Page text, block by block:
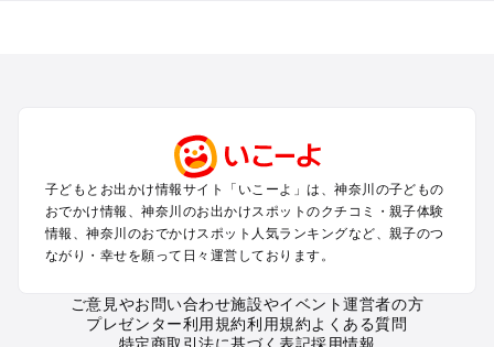
小田原・熱海・湯河原・真鶴のプールお出かけ
町田・相模原・愛川・上野原のプールお出かけ
新横浜・港北エリア・日吉・青葉台・鶴見のプールお出かけ
川崎のプールお出かけ
海老名・厚木のプールお出かけ
箱根（湯本・強羅・小涌谷・仙石原・芦ノ湖）のプールお出か
子どもとお出かけ情報サイト「いこーよ」は、神奈川の子どもの
おでかけ情報、神奈川のお出かけスポットのクチコミ・親子体験
情報、神奈川のおでかけスポット人気ランキングなど、親子のつ
ながり・幸せを願って日々運営しております。
ご意見やお問い合わせ施設やイベント運営者の方
プレゼンター利用規約利用規約よくある質問